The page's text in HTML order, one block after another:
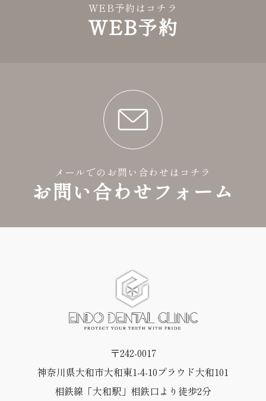
WEB予約はコチラ
WEB予約
メールでのお問い合わせはコチラ
お問い合わせフォーム
〒242-0017
神奈川県大和市大和東1-4-10プラウド大和101
相鉄線「大和駅」相鉄口より徒歩2分